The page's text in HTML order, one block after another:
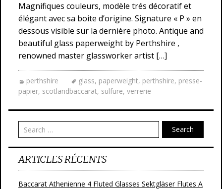
Magnifiques couleurs, modèle trés décoratif et
élégant avec sa boite d’origine. Signature « P » en
dessous visible sur la dernière photo. Antique and
beautiful glass paperweight by Perthshire ,
renowned master glassworker artist […]
perthshire glass, paperweight, perthshire, presse-
papier, scotlandbaccarat, sulfure, verrerie
Search
ARTICLES RÉCENTS
Baccarat Athenienne 4 Fluted Glasses Sektgläser Flutes A